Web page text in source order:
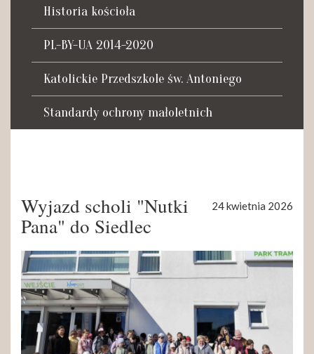
Tadeusza Kościuszki 27a
07-100 Węgrów
e-mail:rkosk@op.pl; wegrow.klasztor@drohiczynska.pl
Numer konta:
59 9236 0008 0012 8645 2000 0010
Historia kościoła
PL-BY-UA 2014-2020
Katolickie Przedszkole św. Antoniego
Standardy ochrony małoletnich
24 kwietnia 2026
Wyjazd scholi "Nutki
Pana" do Siedlec